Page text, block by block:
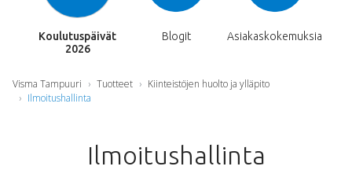
Koulutuspäivät
2026
Blogit Asiakaskokemuksia
Visma Tampuuri Tuotteet
Kiinteistöjen huolto ja ylläpito
Ilmoitushallinta
Ilmoitushallinta